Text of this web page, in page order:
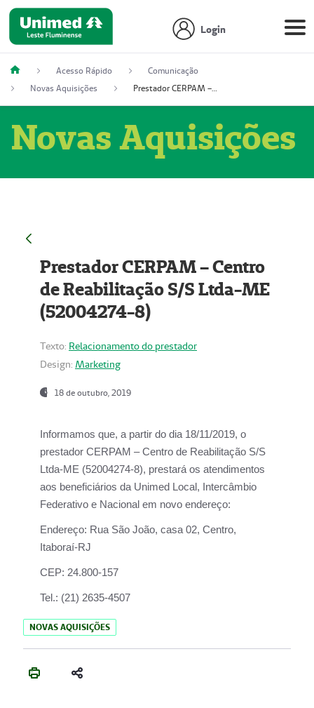
Login
Acesso Rápido
Comunicação
Novas Aquisições
Prestador CERPAM – Centro de Reabilitação S/S Ltda-ME (52004274-8)
Novas Aquisições
Prestador CERPAM – Centro
de Reabilitação S/S Ltda-ME
(52004274-8)
Texto: Relacionamento do prestador
Design: Marketing
18 de outubro, 2019
Informamos que, a partir do dia 18/11/2019, o
prestador CERPAM – Centro de Reabilitação S/S
Ltda-ME (52004274-8), prestará os atendimentos
aos beneficiários da Unimed Local, Intercâmbio
Federativo e Nacional em novo endereço:
Endereço: Rua São João, casa 02, Centro,
Itaboraí-RJ
CEP: 24.800-157
Tel.: (21) 2635-4507
NOVAS AQUISIÇÕES